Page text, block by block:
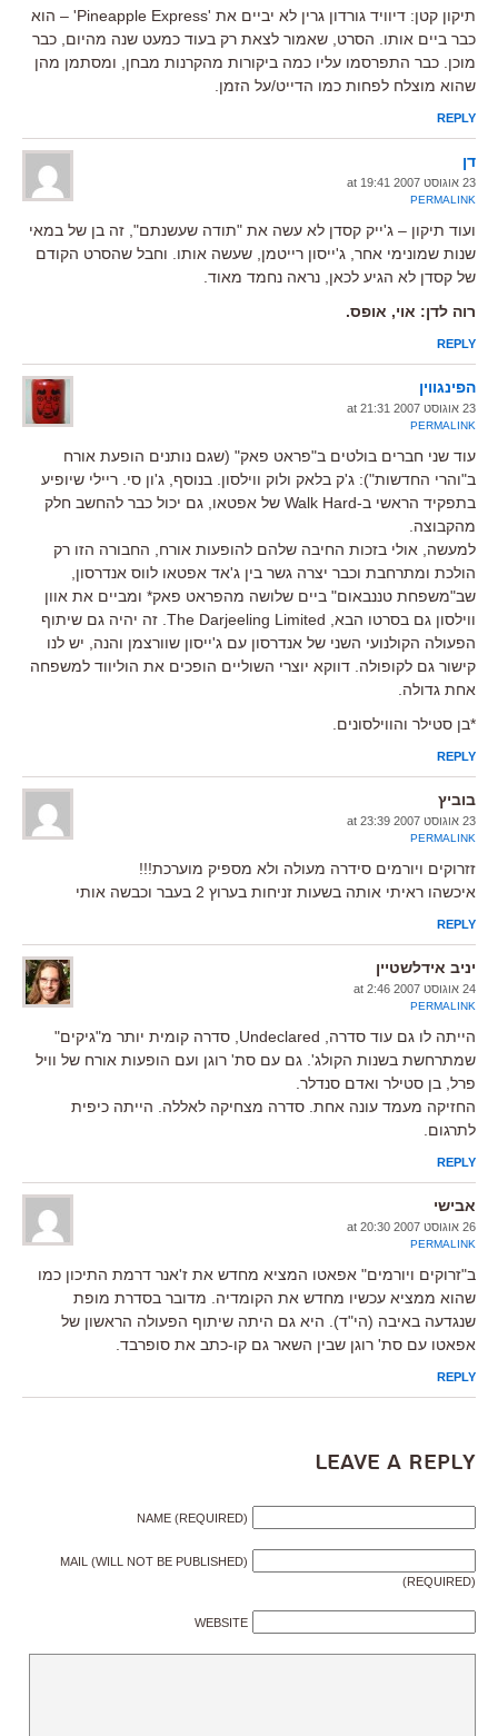
תיקון קטן: דיוויד גורדון גרין לא יביים את 'Pineapple Express' – הוא
כבר ביים אותו. הסרט, שאמור לצאת רק בעוד כמעט שנה מהיום, כבר
מוכן. כבר התפרסמו עליו כמה ביקורות מהקרנות מבחן, ומסתמן מהן
שהוא מוצלח לפחות כמו הדייט/על הזמן.
REPLY
דן
23 אוגוסט 2007 at 19:41
PERMALINK
ועוד תיקון – ג'ייק קסדן לא עשה את "תודה שעשנתם", זה בן של במאי
שנות שמונימי אחר, ג'ייסון רייטמן, שעשה אותו. וחבל שהסרט הקודם
של קסדן לא הגיע לכאן, נראה נחמד מאוד.
רוה לדן: אוי, אופס.
REPLY
הפינגווין
23 אוגוסט 2007 at 21:31
PERMALINK
עוד שני חברים בולטים ב"פראט פאק" (שגם נותנים הופעת אורח
ב"והרי החדשות"): ג'ק בלאק ולוק ווילסון. בנוסף, ג'ון סי. ריילי שיופיע
בתפקיד הראשי ב-Walk Hard של אפטאו, גם יכול כבר להחשב חלק
מהקבוצה.
למעשה, אולי בזכות החיבה שלהם להופעות אורח, החבורה הזו רק
הולכת ומתרחבת וכבר יצרה גשר בין ג'אד אפטאו לווס אנדרסון,
שב"משפחת טננבאום" ביים שלושה מהפראט פאק* ומביים את אוון
ווילסון גם בסרטו הבא, The Darjeeling Limited. זה יהיה גם שיתוף
הפעולה הקולנועי השני של אנדרסון עם ג'ייסון שוורצמן והנה, יש לנו
קישור גם לקופולה. דווקא יוצרי השוליים הופכים את הוליווד למשפחה
אחת גדולה.
*בן סטילר והווילסונים.
REPLY
בוביץ
23 אוגוסט 2007 at 23:39
PERMALINK
זזרוקים ויורמים סידרה מעולה ולא מספיק מוערכת!!!
איכשהו ראיתי אותה בשעות זניחות בערוץ 2 בעבר וכבשה אותי
REPLY
יניב אידלשטיין
24 אוגוסט 2007 at 2:46
PERMALINK
הייתה לו גם עוד סדרה, Undeclared, סדרה קומית יותר מ"גיקים"
שמתרחשת בשנות הקולג'. גם עם סת' רוגן ועם הופעות אורח של וויל
פרל, בן סטילר ואדם סנדלר.
החזיקה מעמד עונה אחת. סדרה מצחיקה לאללה. הייתה כיפית
לתרגום.
REPLY
אבישי
26 אוגוסט 2007 at 20:30
PERMALINK
ב"זרוקים ויורמים" אפאטו המציא מחדש את ז'אנר דרמת התיכון כמו
שהוא ממציא עכשיו מחדש את הקומדיה. מדובר בסדרת מופת
שנגדעה באיבה (הי"ד). היא גם היתה שיתוף הפעולה הראשון של
אפאטו עם סת' רוגן שבין השאר גם קו-כתב את סופרבד.
REPLY
Leave a Reply
NAME (REQUIRED)
MAIL (WILL NOT BE PUBLISHED)
(REQUIRED)
WEBSITE